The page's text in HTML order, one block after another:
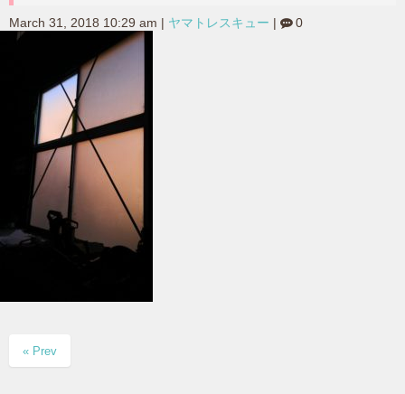
March 31, 2018 10:29 am ヤマトレスキュー 0
« Prev